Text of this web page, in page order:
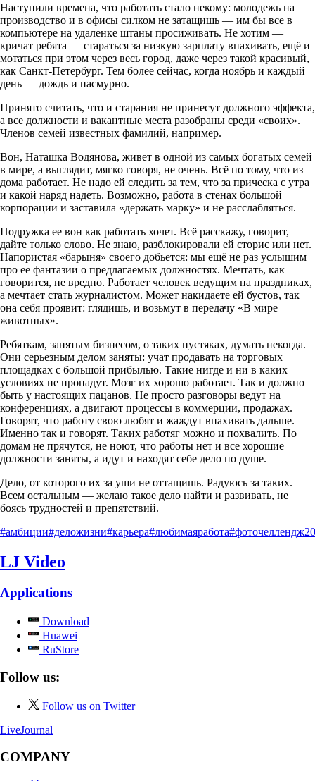
Наступили времена, что работать стало некому: молодежь на
производство и в офисы силком не затащишь — им бы все в
компьютере на удаленке штаны просиживать. Не хотим —
кричат ребята — стараться за низкую зарплату впахивать, ещё и
мотаться при этом через весь город, даже через такой красивый,
как Санкт-Петербург. Тем более сейчас, когда ноябрь и каждый
день — дождь и пасмурно.
Принято считать, что и старания не принесут должного эффекта,
а все должности и вакантные места разобраны среди «своих».
Членов семей известных фамилий, например.
Вон, Наташка Водянова, живет в одной из самых богатых семей
в мире, а выглядит, мягко говоря, не очень. Всё по тому, что из
дома работает. Не надо ей следить за тем, что за прическа с утра
и какой наряд надеть. Возможно, работа в стенах большой
корпорации и заставила «держать марку» и не расслабляться.
Подружка ее вон как работать хочет. Всё расскажу, говорит,
дайте только слово. Не знаю, разблокировали ей сторис или нет.
Напористая «барыня» своего добьется: мы ещё не раз услышим
про ее фантазии о предлагаемых должностях. Мечтать, как
говорится, не вредно. Работает человек ведущим на праздниках,
а мечтает стать журналистом. Может накидаете ей бустов, так
она себя проявит: глядишь, и возьмут в передачу «В мире
животных».
Ребяткам, занятым бизнесом, о таких пустяках, думать некогда.
Они серьезным делом заняты: учат продавать на торговых
площадках с большой прибылью. Такие нигде и ни в каких
условиях не пропадут. Мозг их хорошо работает. Так и должно
быть у настоящих пацанов. Не просто разговоры ведут на
конференциях, а двигают процессы в коммерции, продажах.
Говорят, что работу свою любят и жаждут впахивать дальше.
Именно так и говорят. Таких работяг можно и похвалить. По
домам не прячутся, не ноют, что работы нет и все хорошие
должности заняты, а идут и находят себе дело по душе.
Дело, от которого их за уши не оттащишь. Радуюсь за таких.
Всем остальным — желаю такое дело найти и развивать, не
боясь трудностей и препятствий.
#амбиции#деложизни#карьера#любимаяработа
LJ Video
Applications
Download
Huawei
RuStore
Follow us:
Follow us on Twitter
LiveJournal
COMPANY